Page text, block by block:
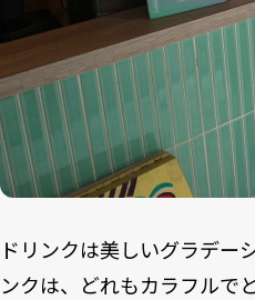
ドリンクは美しいグラデー
ンクは、どれもカラフルで